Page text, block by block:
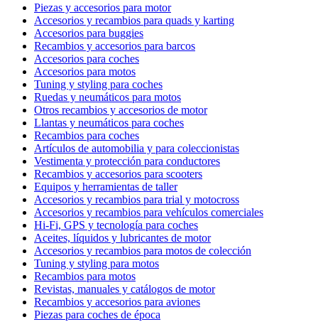
Piezas y accesorios para motor
Accesorios y recambios para quads y karting
Accesorios para buggies
Recambios y accesorios para barcos
Accesorios para coches
Accesorios para motos
Tuning y styling para coches
Ruedas y neumáticos para motos
Otros recambios y accesorios de motor
Llantas y neumáticos para coches
Recambios para coches
Artículos de automobilia y para coleccionistas
Vestimenta y protección para conductores
Recambios y accesorios para scooters
Equipos y herramientas de taller
Accesorios y recambios para trial y motocross
Accesorios y recambios para vehículos comerciales
Hi-Fi, GPS y tecnología para coches
Aceites, líquidos y lubricantes de motor
Accesorios y recambios para motos de colección
Tuning y styling para motos
Recambios para motos
Revistas, manuales y catálogos de motor
Recambios y accesorios para aviones
Piezas para coches de época